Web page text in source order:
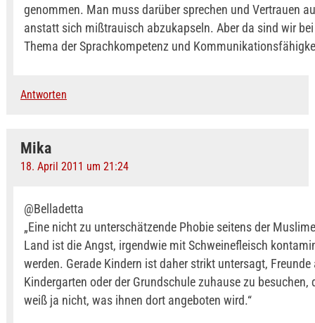
genommen. Man muss darüber sprechen und Vertrauen
anstatt sich mißtrauisch abzukapseln. Aber da sind wir
Thema der Sprachkompetenz und
Antworten
Mika
18. April 2011 um 21:24
@Belladetta
„Eine nicht zu unterschätzende Phobie seitens der
Land ist die Angst, irgendwie mit Schweinefleisch
werden. Gerade Kindern ist daher strikt untersagt, Freunde
Kindergarten oder der Grundschule zuhause zu besuchen,
weiß ja nicht, was ihnen dort angeboten wird.“